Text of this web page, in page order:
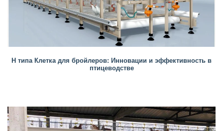
H типа Клетка для бройлеров: Инновации и эффективность в
птицеводстве